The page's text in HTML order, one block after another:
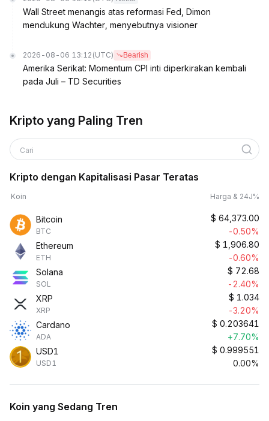
Wall Street menangis atas reformasi Fed, Dimon
mendukung Wachter, menyebutnya visioner
2026-08-06 13:12 (UTC) Bearish
Amerika Serikat: Momentum CPI inti diperkirakan kembali
pada Juli – TD Securities
Kripto yang Paling Tren
Cari
Kripto dengan Kapitalisasi Pasar Teratas
Koin Harga & 24J%
Bitcoin
BTC
$ 64,373.00
-0.50%
Ethereum
ETH
$ 1,906.80
-0.60%
Solana
SOL
$ 72.68
-2.40%
XRP
XRP
$ 1.034
-3.20%
Cardano
ADA
$ 0.203641
+7.70%
USD1
USD1
$ 0.999551
0.00%
Koin yang Sedang Tren